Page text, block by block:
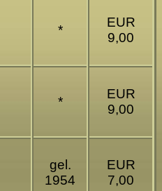
*
EUR
9,00
*
EUR
9,00
gel.
1954
EUR
7,00